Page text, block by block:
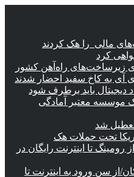
مالی را هک کردند
کرد
زیرساخت‌های راه‌آهن کشور
آی به کاخ سفید احضار شدند
دیجیتال باید برطرف شود
موسسه معتبر آمادگی
تعطیل شد
تحت حملات هک
تا اینترنت رایگان در
از سن ورود به اینترنت تا